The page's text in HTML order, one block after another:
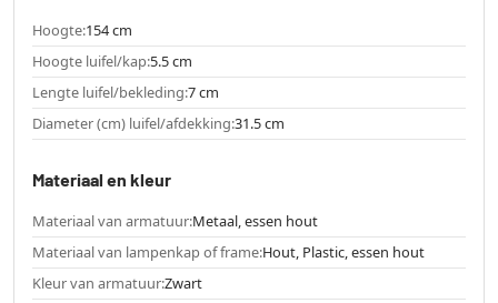
Hoogte:154 cm
Hoogte luifel/kap:5.5 cm
Lengte luifel/bekleding:7 cm
Diameter (cm) luifel/afdekking:31.5 cm
Materiaal en kleur
Materiaal van armatuur:Metaal, essen hout
Materiaal van lampenkap of frame:Hout, Plastic, essen hout
Kleur van armatuur:Zwart